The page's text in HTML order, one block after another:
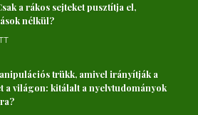
a rákos sejteket pusztítja el,
nélkül?
trükk, amivel irányítják a
a világon: kitálalt a nyelvtudományok